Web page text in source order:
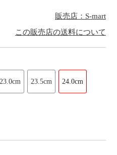
販売店：S-mart
この販売店の送料について
23.0cm 23.5cm 24.0cm